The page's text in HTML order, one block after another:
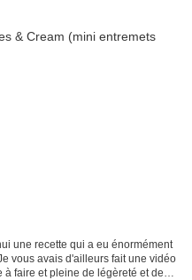
une recette qui a eu énormément
vous avais d'ailleurs fait une vidéo
faire et pleine de légèreté et de